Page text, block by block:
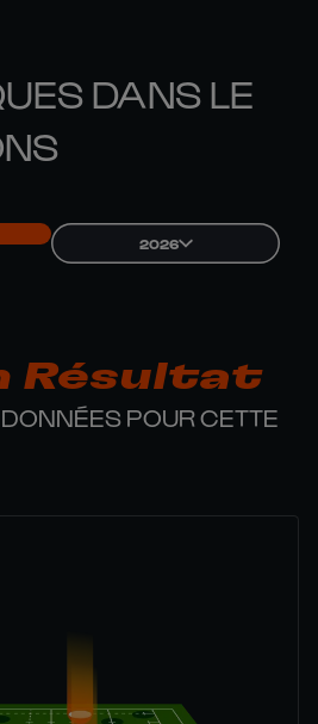
DANS LE
2026
Résultat
POUR CETTE